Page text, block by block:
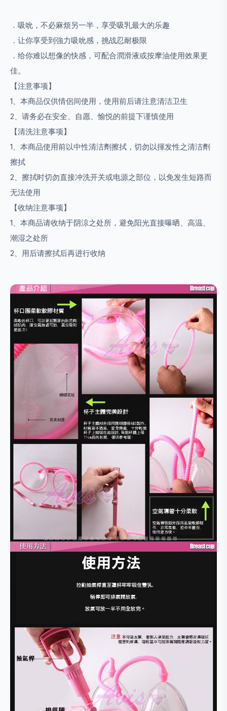
．吸吮，不必麻烦另一半，享受吸乳最大的乐趣
．让你享受到強力吸吮感，挑战忍耐极限
．给你难以想像的快感，可配合潤滑液或按摩油使用效果更
佳。
【注意事项】
1、本商品仅供情侶间使用，使用前后请注意清洁卫生
2、请务必在安全、自愿、愉悦的前提下谨慎使用
【清洗注意事项】
1、本商品使用前以中性清洁劑擦拭，切勿以揮发性之清洁劑
擦拭
2、擦拭时切勿直接冲洗开关或电源之部位，以免发生短路而
无法使用
【收纳注意事项】
1、本商品请收纳于阴涼之处所，避免阳光直接曝晒、高温、
潮湿之处所
2、用后请擦拭后再进行收纳